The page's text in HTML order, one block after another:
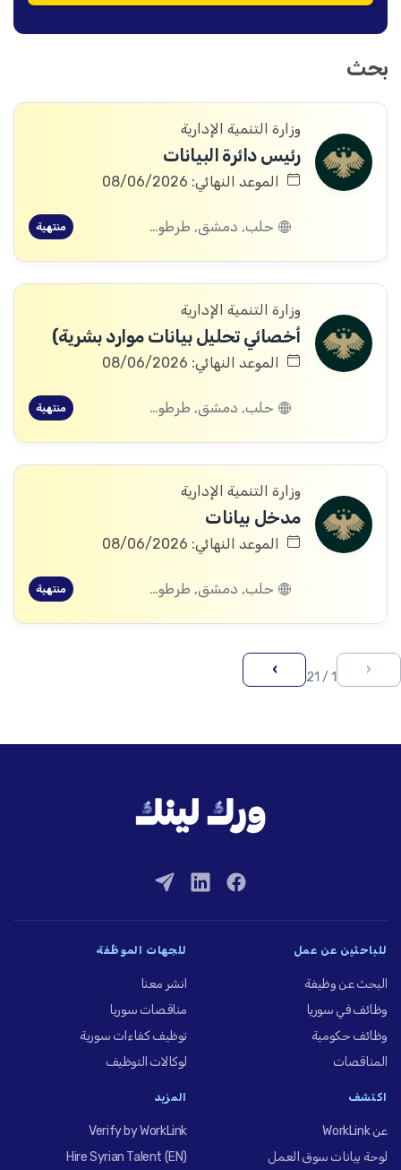
بحث
وزارة التنمية الإدارية
رئيس دائرة البيانات
الموعد النهائي: 08/06/2026
حلب, دمشق, طرطوس, ريف دمشق, ديرالزور, درعا, إدلب, القنيطرة, اللاذقية, الرقة, حمص, الحسكة, حماة منتهية
وزارة التنمية الإدارية
أخصائي تحليل بيانات موارد بشرية)
الموعد النهائي: 08/06/2026
حلب, دمشق, طرطوس, ريف دمشق, ديرالزور, درعا, إدلب, القنيطرة, اللاذقية, الرقة, حمص, الحسكة, حماة منتهية
وزارة التنمية الإدارية
مدخل بيانات
الموعد النهائي: 08/06/2026
حلب, دمشق, طرطوس, ريف دمشق, ديرالزور, درعا, إدلب, القنيطرة, اللاذقية, الرقة, حمص, الحسكة, حماة منتهية
‹
1 / 21
›
للباحثين عن عمل
البحث عن وظيفة
وظائف في سوريا
وظائف حكومية
المناقصات
للجهات الموظِّفة
انشر معنا
مناقصات سوريا
توظيف كفاءات سورية
لوكالات التوظيف
اكتشف
عن WorkLink
لوحة بيانات سوق العمل
المزيد
Verify by WorkLink
Hire Syrian Talent (EN)